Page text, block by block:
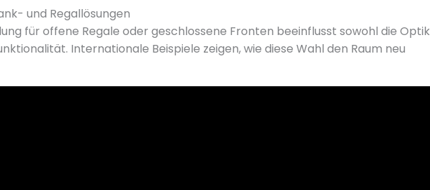
und Regallösungen
für offene Regale oder geschlossene Fronten beeinflusst sowohl die Optik
Internationale Beispiele zeigen, wie diese Wahl den Raum neu